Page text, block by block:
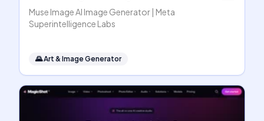
Muse Image AI Image Generator | Meta
Superintelligence Labs
🌄Art & Image Generator